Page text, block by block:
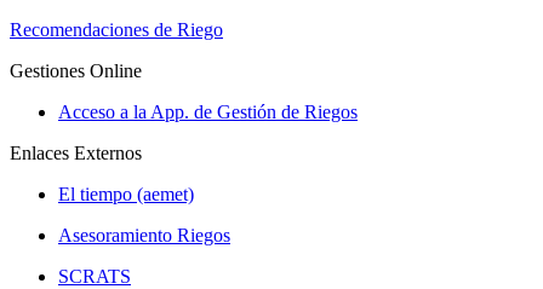
Recomendaciones de Riego
Gestiones Online
Acceso a la App. de Gestión de Riegos
Enlaces Externos
El tiempo (aemet)
Asesoramiento Riegos
SCRATS